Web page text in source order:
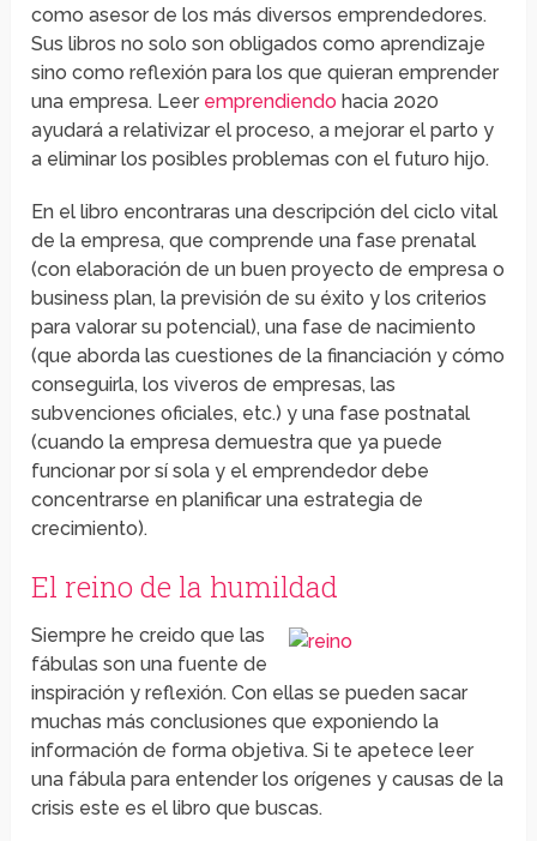
como asesor de los más diversos emprendedores.
Sus libros no solo son obligados como aprendizaje
sino como reflexión para los que quieran emprender
una empresa. Leer emprendiendo hacia 2020
ayudará a relativizar el proceso, a mejorar el parto y
a eliminar los posibles problemas con el futuro hijo.
En el libro encontraras una descripción del ciclo vital
de la empresa, que comprende una fase prenatal
(con elaboración de un buen proyecto de empresa o
business plan, la previsión de su éxito y los criterios
para valorar su potencial), una fase de nacimiento
(que aborda las cuestiones de la financiación y cómo
conseguirla, los viveros de empresas, las
subvenciones oficiales, etc.) y una fase postnatal
(cuando la empresa demuestra que ya puede
funcionar por sí sola y el emprendedor debe
concentrarse en planificar una estrategia de
crecimiento).
El reino de la humildad
Siempre he creido que las
fábulas son una fuente de
inspiración y reflexión. Con ellas se pueden sacar
muchas más conclusiones que exponiendo la
información de forma objetiva. Si te apetece leer
una fábula para entender los orígenes y causas de la
crisis este es el libro que buscas.